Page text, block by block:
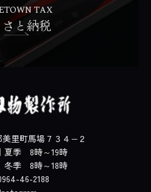
TAX
と納税
里町馬場７３４−２
夏季 8時～19時
時～18時
46-2188